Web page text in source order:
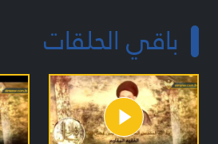
باقي الحلقات